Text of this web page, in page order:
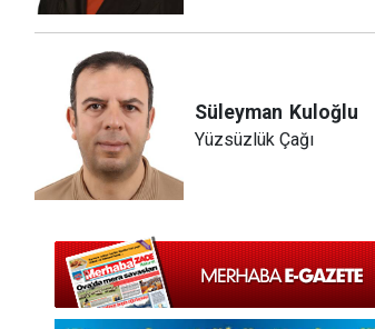
Süleyman Kuloğlu
Yüzsüzlük Çağı